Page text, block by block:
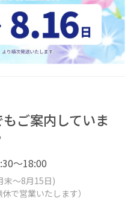
ご案内していま
～18:00
末～8月15日)
で営業いたします）